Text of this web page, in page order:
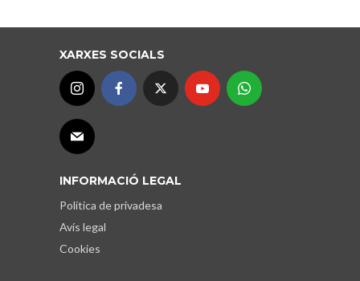
XARXES SOCIALS
INFORMACIÓ LEGAL
Política de privadesa
Avís legal
Cookies